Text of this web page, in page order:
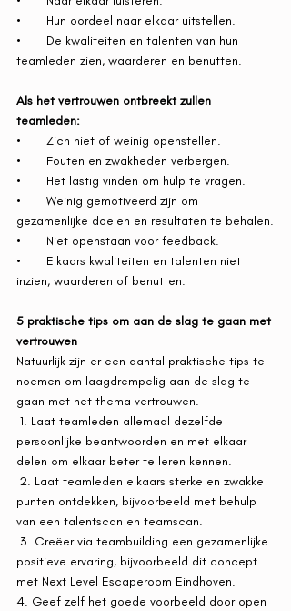
•       Hun oordeel naar elkaar uitstellen.
•       De kwaliteiten en talenten van hun
teamleden zien, waarderen en benutten.
Als het vertrouwen ontbreekt zullen
teamleden:
•       Zich niet of weinig openstellen.
•       Fouten en zwakheden verbergen.
•       Het lastig vinden om hulp te vragen.
•       Weinig gemotiveerd zijn om
gezamenlijke doelen en resultaten te behalen.
•       Niet openstaan voor feedback.
•       Elkaars kwaliteiten en talenten niet
inzien, waarderen of benutten.
5 praktische tips om aan de slag te gaan met
vertrouwen
Natuurlijk zijn er een aantal praktische tips te
noemen om laagdrempelig aan de slag te
gaan met het thema vertrouwen.
persoonlijke beantwoorden en met elkaar
delen om elkaar beter te leren kennen.
punten ontdekken, bijvoorbeeld met behulp
van een talentscan en teamscan.
positieve ervaring, bijvoorbeeld dit concept
met Next Level Escaperoom Eindhoven.
4. Geef zelf het goede voorbeeld door open